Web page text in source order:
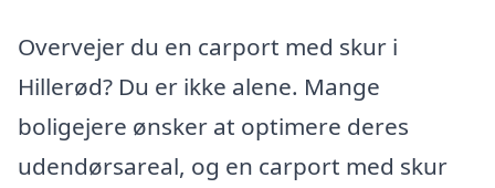
Overvejer du en carport med skur i
Hillerød? Du er ikke alene. Mange
boligejere ønsker at optimere deres
udendørsareal, og en carport med skur